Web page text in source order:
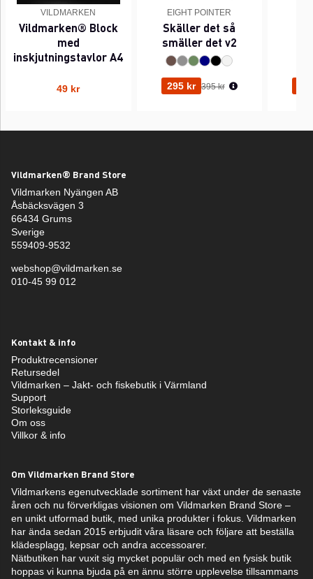
VILDMARKEN
Vildmarken® Block
med
inskjutningstavlor A4
49 kr
EIGHT POINTER
Skäller det så
smäller det v2
295 kr Ordinarie pris:
395 kr
Vildmarken® Brand Store
Vildmarken Nyängen AB
Åsbäcksvägen 3
66434 Grums
Sverige
559409-9532
webshop@vildmarken.se
010-45 99 012
Kontakt & info
Produktrecensioner
Retursedel
Vildmarken – Jakt- och fiskebutik i Värmland
Support
Storleksguide
Om oss
Villkor & info
Om Vildmarken Brand Store
Vildmarkens egenutvecklade sortiment har växt under de senaste
åren och nu förverkligas visionen om Vildmarken Brand Store –
en unikt utformad butik, med unika produkter i fokus. Vildmarken
har ända sedan 2015 erbjudit våra läsare och följare att beställa
klädesplagg, kepsar och andra accessoarer.
Nätbutiken har vuxit sig mycket populär och med en fysisk butik
hoppas vi kunna bjuda på en ännu större upplevelse tillsammans